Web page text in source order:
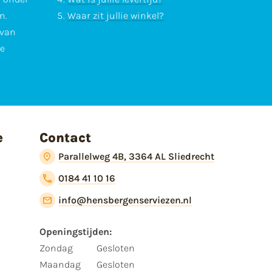
Waar zit jullie winkel?
Contact
Parallelweg 4B, 3364 AL Sliedrecht
0184 41 10 16
info@hensbergenserviezen.nl
Openingstijden:
Zondag
Maandag
Gesloten
Gesloten